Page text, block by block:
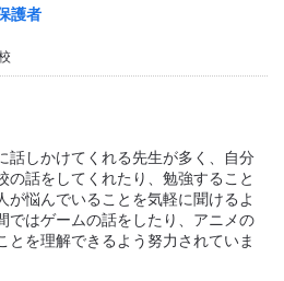
護者
話しかけてくれる先生が多く、自分
の話をしてくれたり、勉強すること
が悩んでいることを気軽に聞けるよ
ではゲームの話をしたり、アニメの
とを理解できるよう努力されていま